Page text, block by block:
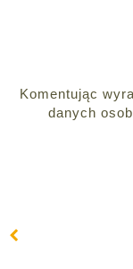
Komentując
danych